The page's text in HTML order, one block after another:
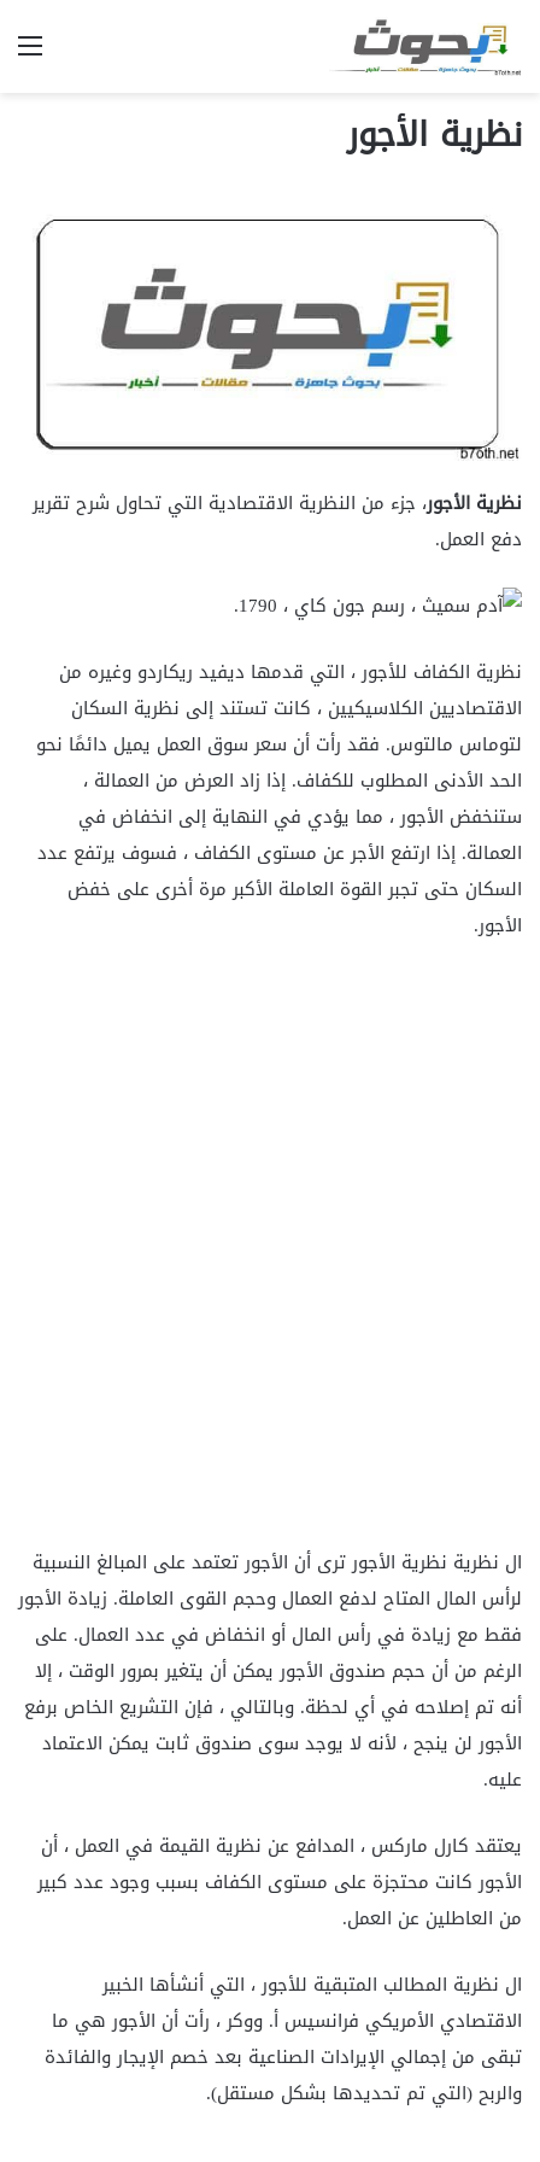
نظرية الأجور
نظرية الأجور، جزء من النظرية الاقتصادية التي تحاول شرح تقرير
دفع العمل.
نظرية الكفاف للأجور ، التي قدمها ديفيد ريكاردو وغيره من
الاقتصاديين الكلاسيكيين ، كانت تستند إلى نظرية السكان
لتوماس مالتوس. فقد رأت أن سعر سوق العمل يميل دائمًا نحو
الحد الأدنى المطلوب للكفاف. إذا زاد العرض من العمالة ،
ستنخفض الأجور ، مما يؤدي في النهاية إلى انخفاض في
العمالة. إذا ارتفع الأجر عن مستوى الكفاف ، فسوف يرتفع عدد
السكان حتى تجبر القوة العاملة الأكبر مرة أخرى على خفض
الأجور.
ال نظرية نظرية الأجور ترى أن الأجور تعتمد على المبالغ النسبية
لرأس المال المتاح لدفع العمال وحجم القوى العاملة. زيادة الأجور
فقط مع زيادة في رأس المال أو انخفاض في عدد العمال. على
الرغم من أن حجم صندوق الأجور يمكن أن يتغير بمرور الوقت ، إلا
أنه تم إصلاحه في أي لحظة. وبالتالي ، فإن التشريع الخاص برفع
الأجور لن ينجح ، لأنه لا يوجد سوى صندوق ثابت يمكن الاعتماد
عليه.
يعتقد كارل ماركس ، المدافع عن نظرية القيمة في العمل ، أن
الأجور كانت محتجزة على مستوى الكفاف بسبب وجود عدد كبير
من العاطلين عن العمل.
ال نظرية المطالب المتبقية للأجور ، التي أنشأها الخبير
الاقتصادي الأمريكي فرانسيس أ. ووكر ، رأت أن الأجور هي ما
تبقى من إجمالي الإيرادات الصناعية بعد خصم الإيجار والفائدة
والربح (التي تم تحديدها بشكل مستقل).